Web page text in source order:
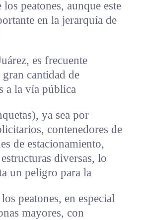
los peatones, aunque este
en la jerarquía de
es frecuente
cantidad de
a la vía pública
ya sea por
contenedores de
de estacionamiento,
diversas, lo
un peligro para la
peatones, en especial
mayores, con